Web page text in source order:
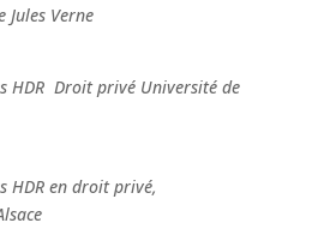
Jules Verne
HDR Droit privé Université de
HDR en droit privé,